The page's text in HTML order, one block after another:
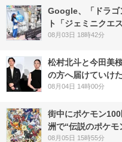
Google、「ドラゴ
ト「ジェミニクエ
08月03日 18時42分
松村北斗と今田美
の方へ届けていけた
08月04日 14時00分
街中にポケモン
洲で“伝説のポケモ
08月05日 15時55分